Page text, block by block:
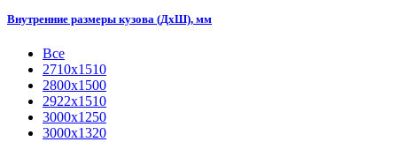
Внутренние размеры кузова (ДхШ), мм
Все
2710х1510
2800х1500
2922х1510
3000х1250
3000х1320